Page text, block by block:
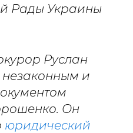
Рады Украины
Руслан
и
Он
юридический